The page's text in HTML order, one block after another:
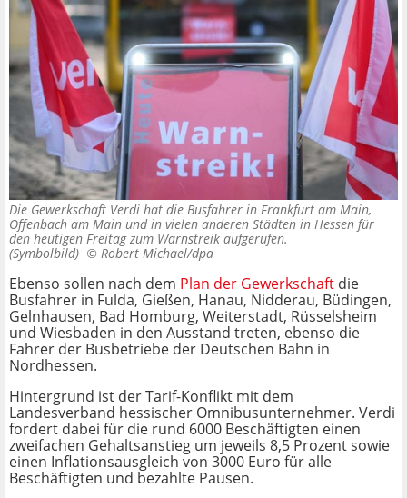
Die Gewerkschaft Verdi hat die Busfahrer in Frankfurt am Main,
Offenbach am Main und in vielen anderen Städten in Hessen für
den heutigen Freitag zum Warnstreik aufgerufen.
(Symbolbild) © Robert Michael/dpa
Ebenso sollen nach dem Plan der Gewerkschaft die
Busfahrer in Fulda, Gießen, Hanau, Nidderau, Büdingen,
Gelnhausen, Bad Homburg, Weiterstadt, Rüsselsheim
und Wiesbaden in den Ausstand treten, ebenso die
Fahrer der Busbetriebe der Deutschen Bahn in
Nordhessen.
Hintergrund ist der Tarif-Konflikt mit dem
Landesverband hessischer Omnibusunternehmer. Verdi
fordert dabei für die rund 6000 Beschäftigten einen
zweifachen Gehaltsanstieg um jeweils 8,5 Prozent sowie
einen Inflationsausgleich von 3000 Euro für alle
Beschäftigten und bezahlte Pausen.